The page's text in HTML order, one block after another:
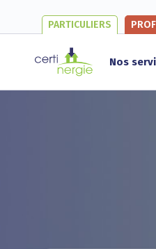
PARTICULIERS
Nos